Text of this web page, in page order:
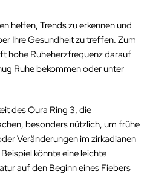
helfen, Trends zu erkennen und
Ihre Gesundheit zu treffen. Zum
hohe Ruheherzfrequenz darauf
Ruhe bekommen oder unter
des Oura Ring 3, die
besonders nützlich, um frühe
Veränderungen im zirkadianen
könnte eine leichte
auf den Beginn eines Fiebers